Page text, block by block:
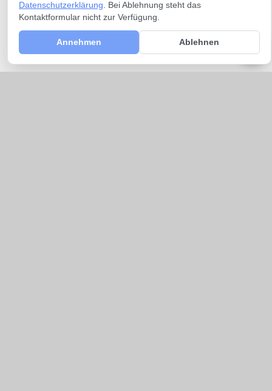
Datenschutzerklärung . Bei Ablehnung steht das
Kontaktformular nicht zur Verfügung.
Annehmen Ablehnen